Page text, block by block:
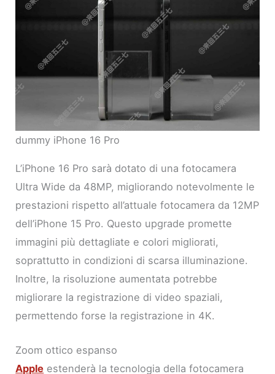
dummy iPhone 16 Pro
L’iPhone 16 Pro sarà dotato di una fotocamera
Ultra Wide da 48MP, migliorando notevolmente le
prestazioni rispetto all’attuale fotocamera da 12MP
dell’iPhone 15 Pro. Questo upgrade promette
immagini più dettagliate e colori migliorati,
soprattutto in condizioni di scarsa illuminazione.
Inoltre, la risoluzione aumentata potrebbe
migliorare la registrazione di video spaziali,
permettendo forse la registrazione in 4K.
Zoom ottico espanso
Apple estenderà la tecnologia della fotocamera